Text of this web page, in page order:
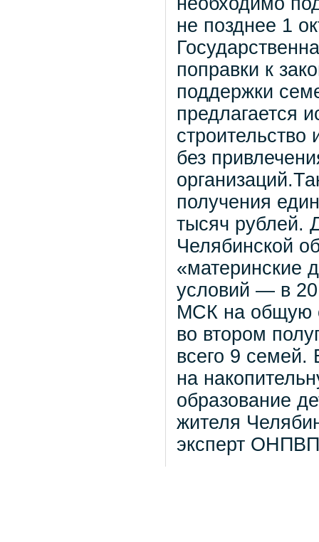
не позднее 1
поправки к
поддержки
предлагается
без
получения
тысяч рублей.
Челябинской
«материнские
условий — в
МСК на общую
во втором
всего 9 семей.
на
образование
жителя
эксперт